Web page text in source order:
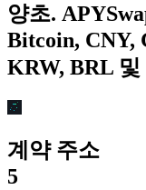
양초.
Bitcoin, CNY,
KRW, BRL
계약 주소
5